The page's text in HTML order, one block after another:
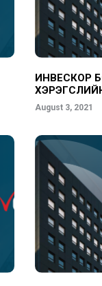
ИНВЕСКОР
ХЭРЭГСЛИЙН
August 3, 2021